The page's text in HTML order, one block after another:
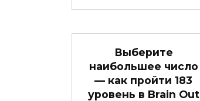
Выберите
наибольшее число
— как пройти 183
уровень в Brain Out